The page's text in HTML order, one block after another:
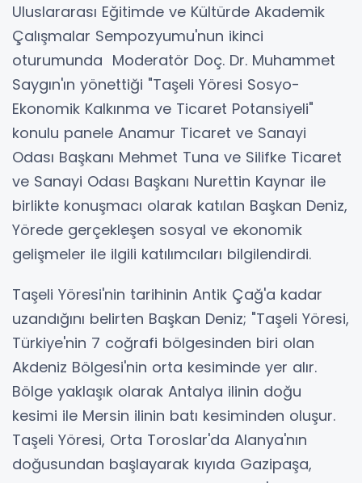
Uluslararası Eğitimde ve Kültürde Akademik
Çalışmalar Sempozyumu'nun ikinci
oturumunda Moderatör Doç. Dr. Muhammet
Saygın'ın yönettiği "Taşeli Yöresi Sosyo-
Ekonomik Kalkınma ve Ticaret Potansiyeli"
konulu panele Anamur Ticaret ve Sanayi
Odası Başkanı Mehmet Tuna ve Silifke Ticaret
ve Sanayi Odası Başkanı Nurettin Kaynar ile
birlikte konuşmacı olarak katılan Başkan Deniz,
Yörede gerçekleşen sosyal ve ekonomik
gelişmeler ile ilgili katılımcıları bilgilendirdi.
Taşeli Yöresi'nin tarihinin Antik Çağ'a kadar
uzandığını belirten Başkan Deniz; "Taşeli Yöresi,
Türkiye'nin 7 coğrafi bölgesinden biri olan
Akdeniz Bölgesi'nin orta kesiminde yer alır.
Bölge yaklaşık olarak Antalya ilinin doğu
kesimi ile Mersin ilinin batı kesiminden oluşur.
Taşeli Yöresi, Orta Toroslar'da Alanya'nın
doğusundan başlayarak kıyıda Gazipaşa,